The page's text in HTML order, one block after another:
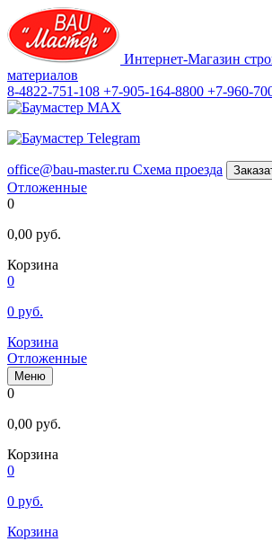
Интернет-Магазин
материалов
8-4822-751-108 +7-905-164-8800 +7-960-
office@bau-master.ru Схема проезда
Отложенные
0
0,00 руб.
Корзина
0
0 руб.
Корзина
Отложенные
Меню
0
0,00 руб.
Корзина
0
0 руб.
Корзина